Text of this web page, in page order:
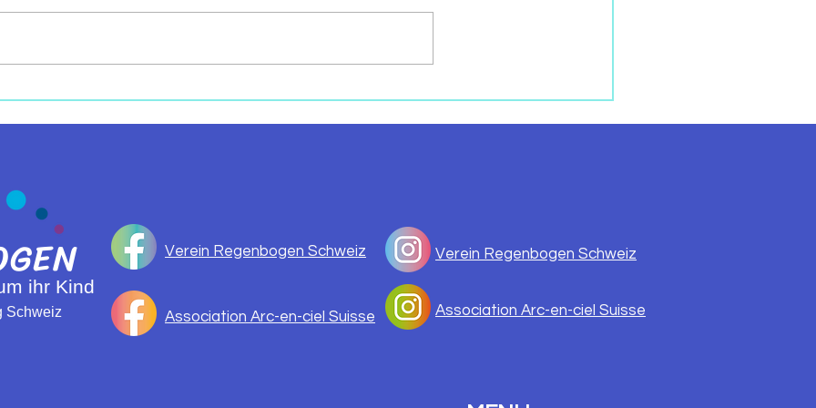
DENKMAL FÜR
TRAUERNEDE ELTERN
VERSTORBENEN KINDER
ihr Kind
Schweiz
Verein Regenbogen Schweiz
Association Arc-en-ciel Suisse
Verein Regenbogen Schweiz
Association Arc-en-ciel Suisse